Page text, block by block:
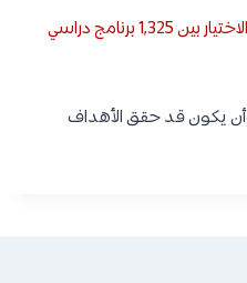
المنح الدراسية في تركيا والاختيار بين 1,325 برنامج دراسي
يكون قد حقق الأهداف